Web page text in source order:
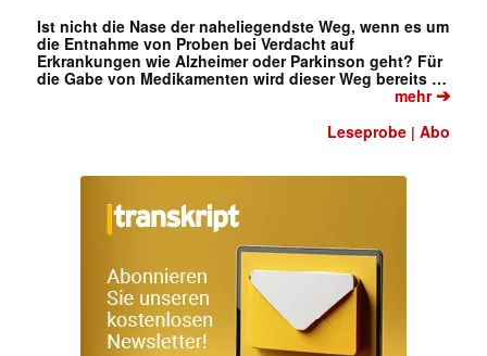
Ist nicht die Nase der naheliegendste Weg, wenn es um
die Entnahme von Proben bei Verdacht auf
Erkrankungen wie Alzheimer oder Parkinson geht? Für
die Gabe von Medikamenten wird dieser Weg bereits …
mehr➔
Leseprobe |Abo